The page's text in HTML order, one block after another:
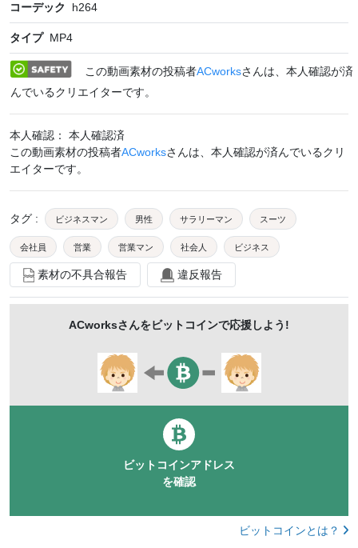
コーデック h264
タイプ MP4
この動画素材の投稿者ACworksさんは、本人確認が済
んでいるクリエイターです。
本人確認： 本人確認済
この動画素材の投稿者ACworksさんは、本人確認が済んでいるクリ
エイターです。
タグ : ビジネスマン 男性 サラリーマン スーツ
会社員 営業 営業マン 社会人 ビジネス
人物 社員 仕事 屋外 ビル
会社 取引先 握手 挨拶 オフィス街
2人 手を放す buisnessmanmac
素材の不具合報告 違反報告
ACworksさんをビットコインで応援しよう!
ビットコインアドレス
を確認
ビットコインとは？